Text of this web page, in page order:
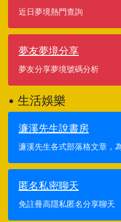
近日夢境熱門查詢
夢友夢境分享
夢友分享夢境號碼分析
• 生活娛樂
濂溪先生說書房
濂溪先生各式部落格文章，
匿名私密聊天
免註冊高隱私匿名分享聊天